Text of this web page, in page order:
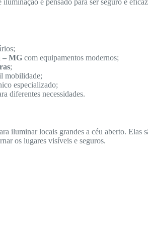
é pensado para ser seguro e
– MG com equipamentos modernos;
;
mobilidade;
especializado;
diferentes necessidades.
iluminar locais grandes a céu aberto. Elas
os lugares visíveis e seguros.